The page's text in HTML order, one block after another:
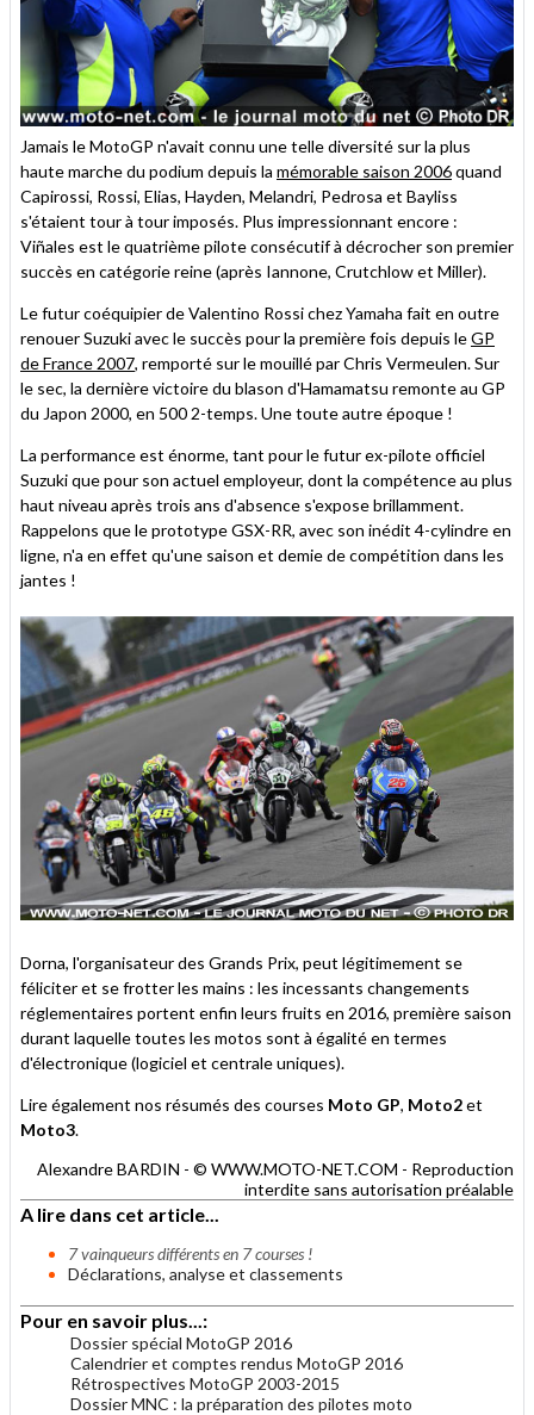
Jamais le MotoGP n'avait connu une telle diversité sur la plus
haute marche du podium depuis la mémorable saison 2006quand
Capirossi, Rossi, Elias, Hayden, Melandri, Pedrosa et Bayliss
s'étaient tour à tour imposés. Plus impressionnant encore :
Viñales est le quatrième pilote consécutif à décrocher son premier
succès en catégorie reine (après Iannone, Crutchlow et Miller).
Le futur coéquipier de Valentino Rossi chez Yamaha fait en outre
renouer Suzuki avec le succès pour la première fois depuis leGP
de France 2007, remporté sur le mouillé par Chris Vermeulen. Sur
le sec, la dernière victoire du blason d'Hamamatsu remonte au GP
du Japon 2000, en 500 2-temps. Une toute autre époque !
La performance est énorme, tant pour le futur ex-pilote officiel
Suzuki que pour son actuel employeur, dont la compétence au plus
haut niveau après trois ans d'absence s'expose brillamment.
Rappelons que le prototype GSX-RR, avec son inédit 4-cylindre en
ligne, n'a en effet qu'une saison et demie de compétition dans les
jantes !
Dorna, l'organisateur des Grands Prix, peut légitimement se
féliciter et se frotter les mains : les incessants changements
réglementaires portent enfin leurs fruits en 2016, première saison
durant laquelle toutes les motos sont à égalité en termes
d'électronique (logiciel et centrale uniques).
Lire également nos résumés des courses Moto GP, Moto2et
Moto3.
Alexandre BARDIN - © WWW.MOTO-NET.COM - Reproduction
interdite sans autorisation préalable
A lire dans cet article...
7 vainqueurs différents en 7 courses !
Déclarations, analyse et classements
Pour en savoir plus...:
Dossier spécial MotoGP 2016
Calendrier et comptes rendus MotoGP 2016
Rétrospectives MotoGP 2003-2015
Dossier MNC : la préparation des pilotes moto